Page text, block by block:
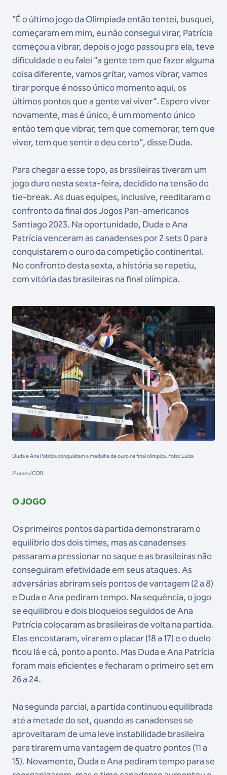
"É o último jogo da Olimpíada então tentei, busquei,
começaram em mim, eu não consegui virar, Patrícia
começou a vibrar, depois o jogo passou pra ela, teve
dificuldade e eu falei "a gente tem que fazer alguma
coisa diferente, vamos gritar, vamos vibrar, vamos
tirar porque é nosso único momento aqui, os
últimos pontos que a gente vai viver". Espero viver
novamente, mas é único, é um momento único
então tem que vibrar, tem que comemorar, tem que
viver, tem que sentir e deu certo", disse Duda.
Para chegar a esse topo, as brasileiras tiveram um
jogo duro nesta sexta-feira, decidido na tensão do
tie-break. As duas equipes, inclusive, reeditaram o
confronto da final dos Jogos Pan-americanos
Santiago 2023. Na oportunidade, Duda e Ana
Patrícia venceram as canadenses por 2 sets 0 para
conquistarem o ouro da competição continental.
No confronto desta sexta, a história se repetiu,
com vitória das brasileiras na final olímpica.
Duda e Ana Patricia conquistam a medalha de ouro na final olímpica. Foto: Luiza
Moraes/COB
O JOGO
Os primeiros pontos da partida demonstraram o
equilíbrio dos dois times, mas as canadenses
passaram a pressionar no saque e as brasileiras não
conseguiram efetividade em seus ataques. As
adversárias abriram seis pontos de vantagem (2 a 8)
e Duda e Ana pediram tempo. Na sequência, o jogo
se equilibrou e dois bloqueios seguidos de Ana
Patrícia colocaram as brasileiras de volta na partida.
Elas encostaram, viraram o placar (18 a 17) e o duelo
ficou lá e cá, ponto a ponto. Mas Duda e Ana Patrícia
foram mais eficientes e fecharam o primeiro set em
26 a 24.
Na segunda parcial, a partida continuou equilibrada
até a metade do set, quando as canadenses se
aproveitaram de uma leve instabilidade brasileira
para tirarem uma vantagem de quatro pontos (11 a
15). Novamente, Duda e Ana pediram tempo para se